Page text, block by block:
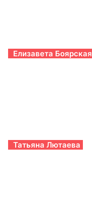
Елизавета Боярская
Татьяна Лютаева